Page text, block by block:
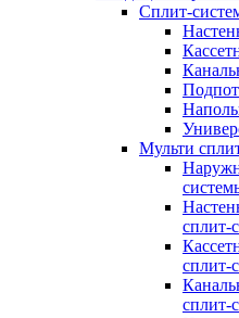
Сплит-
Мульти
сплит-
сплит-
сплит-